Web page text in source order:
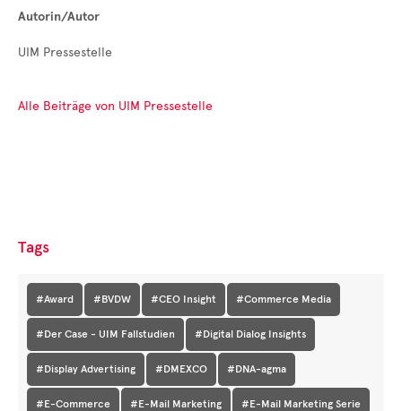
Autorin/Autor
UIM Pressestelle
Alle Beiträge von UIM Pressestelle
Tags
#Award #BVDW #CEO Insight #Commerce Media
#Der Case - UIM Fallstudien #Digital Dialog Insights
#Display Advertising #DMEXCO #DNA-agma
#E-Commerce #E-Mail Marketing #E-Mail Marketing Serie